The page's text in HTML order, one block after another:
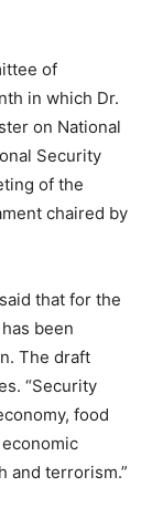
of
in which Dr.
on National
Security
of the
chaired by
that for the
been
The draft
“Security
food
and terrorism.”